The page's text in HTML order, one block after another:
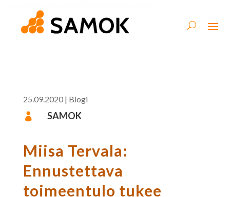
25.09.2020| Blogi
 SAMOK
Miisa Tervala:
Ennustettava
toimeentulo tukee